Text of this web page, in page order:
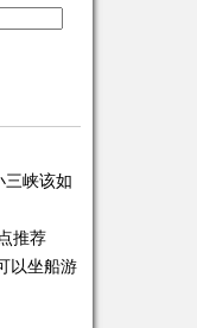
三峡该如
推荐
以坐船游